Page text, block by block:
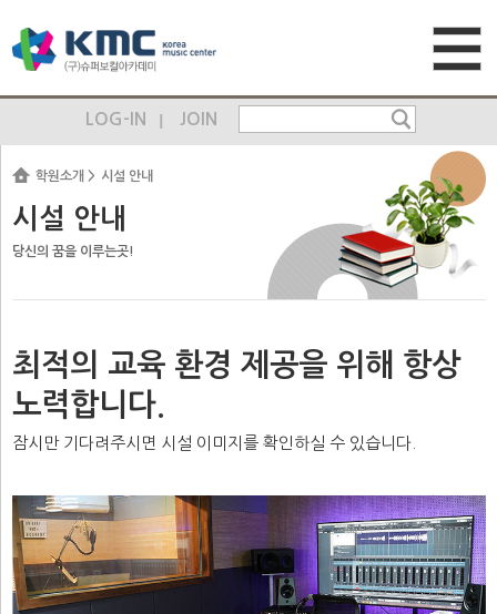
LOG-IN JOIN
학원소개 시설 안내
시설 안내
당신의 꿈을 이루는곳!
최적의 교육 환경 제공을 위해 항상
노력합니다.
잠시만 기다려주시면 시설 이미지를 확인하실 수 있습니다.